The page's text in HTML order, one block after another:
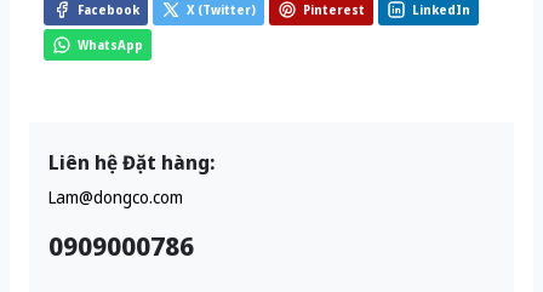
Facebook X (Twitter) Pinterest LinkedIn
WhatsApp
Liên hệ Đặt hàng:
Lam@dongco.com
0909000786